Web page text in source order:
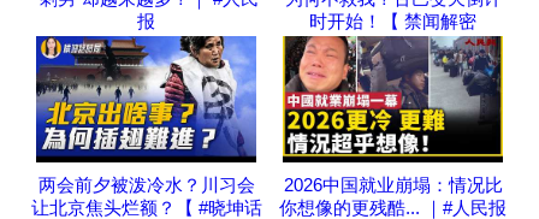
报
时开始！【 禁闻解密
两会前夕被泼冷水？川习会
让北京焦头烂额？【 #晓坤话
2026中国就业崩塌：情况比
你想像的更残酷... ｜#人民报